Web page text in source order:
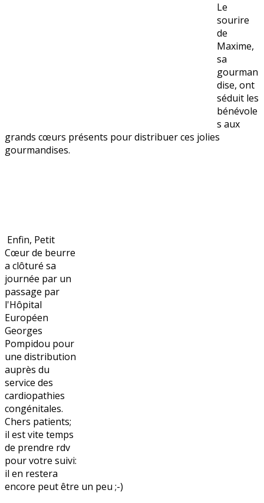
Le
sourire
de
Maxime,
sa
gourman
dise, ont
séduit les
bénévole
s aux
grands cœurs présents pour distribuer ces jolies
gourmandises.
Enfin, Petit
Cœur de beurre
a clôturé sa
journée par un
passage par
l'Hôpital
Européen
Georges
Pompidou pour
une distribution
auprès du
service des
cardiopathies
congénitales.
Chers patients;
il est vite temps
de prendre rdv
pour votre suivi:
il en restera
encore peut être un peu ;-)